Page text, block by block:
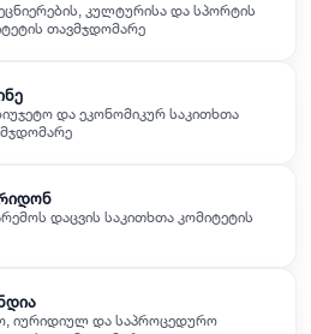
კულტურისა და სპორტის
თავმჯდომარე
და ეკონომიკურ საკითხთა
დაცვის საკითხთა კომიტეტის
იურიდიულ და საპროცედურო